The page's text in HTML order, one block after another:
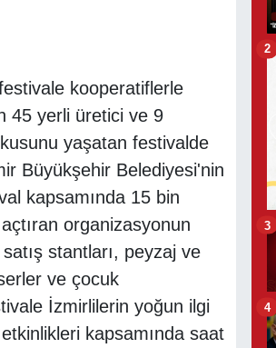
kooperatiflerle
45 yerli üretici ve 9
yaşatan festivalde
Büyükşehir Belediyesi'nin
kapsamında 15 bin
organizasyonun
stantları, peyzaj ve
ve çocuk
İzmirlilerin yoğun ilgi
kapsamında saat
2
3
4